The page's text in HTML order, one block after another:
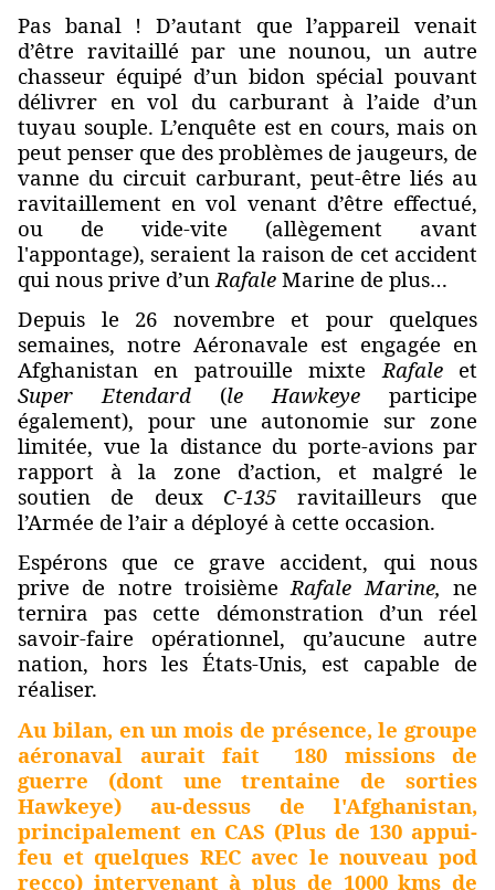
Pas banal ! D’autant que l’appareil venait
d’être ravitaillé par une nounou, un autre
chasseur équipé d’un bidon spécial pouvant
délivrer en vol du carburant à l’aide d’un
tuyau souple. L’enquête est en cours, mais on
peut penser que des problèmes de jaugeurs, de
vanne du circuit carburant, peut-être liés au
ravitaillement en vol venant d’être effectué,
ou de vide-vite (allègement avant
l'appontage), seraient la raison de cet accident
qui nous prive d’un Rafale Marine de plus…
Depuis le 26 novembre et pour quelques
semaines, notre Aéronavale est engagée en
Afghanistan en patrouille mixte Rafaleet
Super Etendard (le Hawkeye participe
également), pour une autonomie sur zone
limitée, vue la distance du porte-avions par
rapport à la zone d’action, et malgré le
soutien de deux C-135 ravitailleurs que
l’Armée de l’air a déployé à cette occasion.
Espérons que ce grave accident, qui nous
prive de notre troisièmeRafale Marine, ne
ternira pas cette démonstration d’un réel
savoir-faire opérationnel, qu’aucune autre
nation, hors les États-Unis, est capable de
réaliser.
Au bilan, en un mois de présence, le groupe
aéronaval aurait fait 180 missions de
guerre (dont une trentaine de sorties
Hawkeye) au-dessus de l'Afghanistan,
principalement en CAS (Plus de 130 appui-
feu et quelques REC avec le nouveau pod
recco) intervenant à plus de 1000 kms de